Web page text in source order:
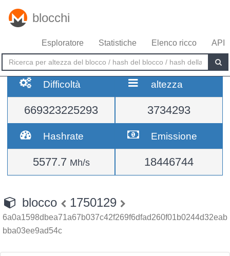
blocchi
Esploratore Statistiche Elenco ricco API
Difficoltà
669323225293
altezza
3734293
Hashrate
5577.7 Mh/s
Emissione
18446744
blocco 1750129
6a0a1598dbea71a67b037c42f269f6dfad260f01b0244d32eab
bba03ee9ad54c